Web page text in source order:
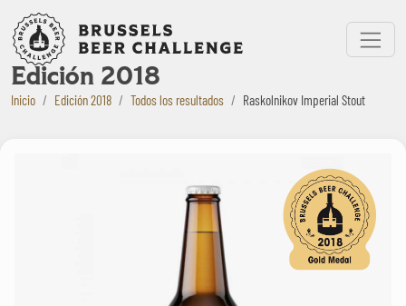
Bruxelles Beer Challenge
Menu
Edición 2018
Inicio Edición 2018 Todos los resultados Raskolnikov Imperial Stout